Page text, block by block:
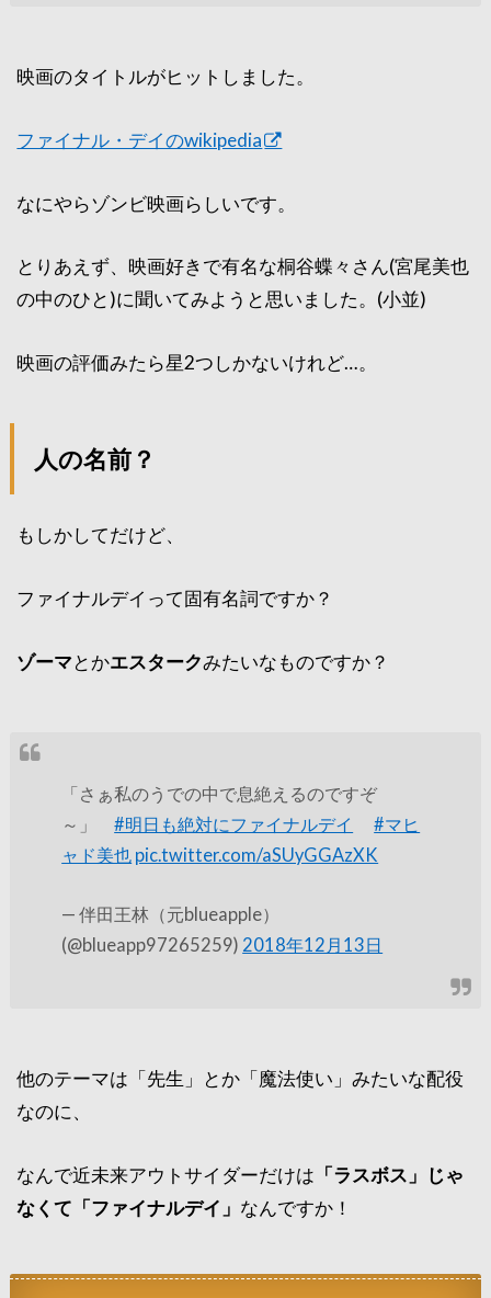
映画のタイトルがヒットしました。
ファイナル・デイのwikipedia
なにやらゾンビ映画らしいです。
とりあえず、映画好きで有名な桐谷蝶々さん(宮尾美也
の中のひと)に聞いてみようと思いました。(小並)
映画の評価みたら星2つしかないけれど…。
人の名前？
もしかしてだけど、
ファイナルデイって固有名詞ですか？
ゾーマとかエスタークみたいなものですか？
「さぁ私のうでの中で息絶えるのですぞ
～」#明日も絶対にファイナルデイ
#マヒ
ャド美也 pic.twitter.com/aSUyGGAzXK
— 伴田王林（元blueapple）
(@blueapp97265259) 2018年12月13日
他のテーマは「先生」とか「魔法使い」みたいな配役
なのに、
なんで近未来アウトサイダーだけは 「ラスボス」じゃ
なくて「ファイナルデイ」 なんですか！